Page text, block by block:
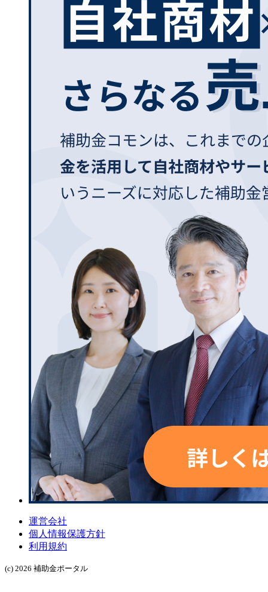
運営会社
個人情報保護方針
利用規約
(c) 2026 補助金ポータル